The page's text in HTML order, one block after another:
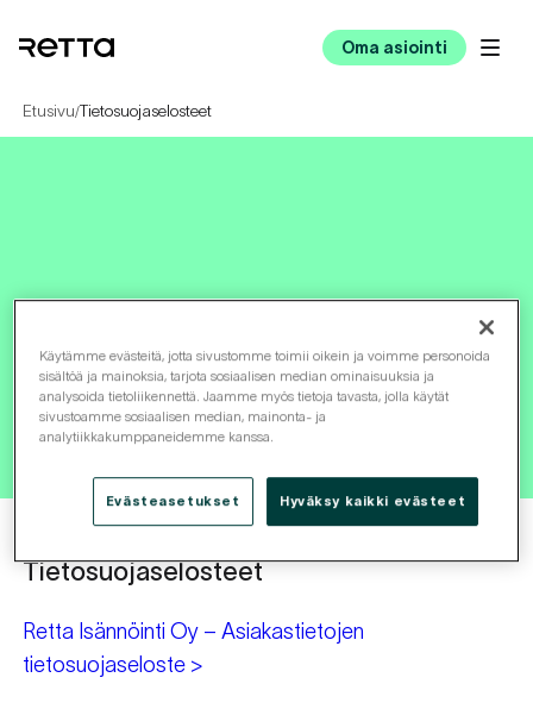
Oma asiointi
Etusivu/Tietosuojaselosteet
Tietosuojaselosteet
Tietosuojaselosteet
Retta Isännöinti Oy – Asiakastietojen
tietosuojaseloste >
Käytämme evästeitä, jotta sivustomme toimii oikein ja voimme personoida
sisältöä ja mainoksia, tarjota sosiaalisen median ominaisuuksia ja
analysoida tietoliikennettä. Jaamme myös tietoja tavasta, jolla käytät
sivustoamme sosiaalisen median, mainonta- ja
analytiikkakumppaneidemme kanssa.
Evästeasetukset Hyväksy kaikki evästeet